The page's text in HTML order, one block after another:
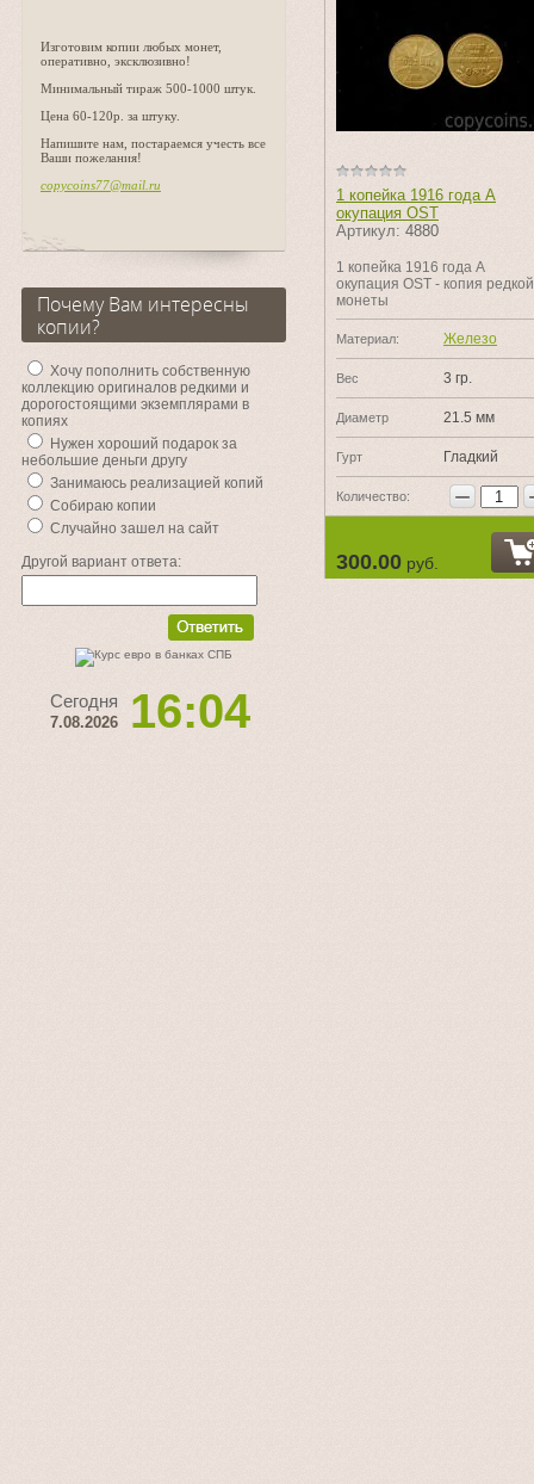
Изготовим копии любых монет,
оперативно, эксклюзивно!
Минимальный тираж 500-1000 штук.
Цена 60-120р. за штуку.
Напишите нам, постараемся учесть все
Ваши пожелания!
copycoins77@mail.ru
Почему Вам интересны
копии?
Хочу пополнить собственную
коллекцию оригиналов редкими и
дорогостоящими экземплярами в
копиях
Нужен хороший подарок за
небольшие деньги другу
Занимаюсь реализацией копий
Собираю копии
Случайно зашел на сайт
Другой вариант ответа:
Сегодня
7.08.2026 16:04
1 копейка 1916 года А
окупация OST
Артикул: 4880
1 копейка 1916 года А
окупация OST - копия редкой
монеты
Материал: Железо
Вес 3 гр.
Диаметр 21.5 мм
Гурт Гладкий
Количество: −
300.00 руб.